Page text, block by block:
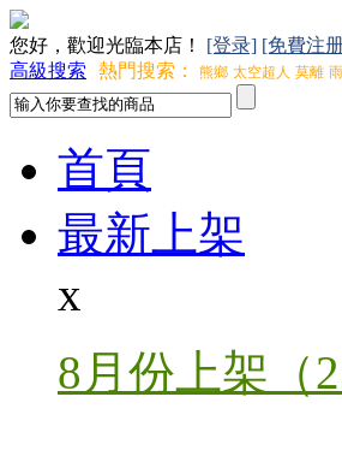
您好，歡迎光臨本店！ [登录] [免費注
高級搜索
熱門搜索： 熊鄉 太空超人 莫離
首頁
最新上架
x
8月份上架（